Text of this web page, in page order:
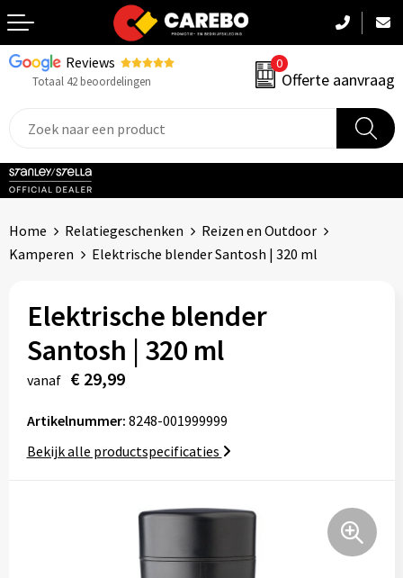
Reviews
Totaal 42 beoordelingen
0
Offerte aanvraag
Terug
Sportkleding
Handdoeken & Dekens
Kinderkleding
Tassen
Relatiegeschenken
Home Relatiegeschenken
Reizen en Outdoor
Kamperen
Elektrische blender Santosh | 320 ml
Elektrische blender
Santosh | 320 ml
vanaf € 29,99
Artikelnummer: 8248-001999999
Bekijk alle productspecificaties